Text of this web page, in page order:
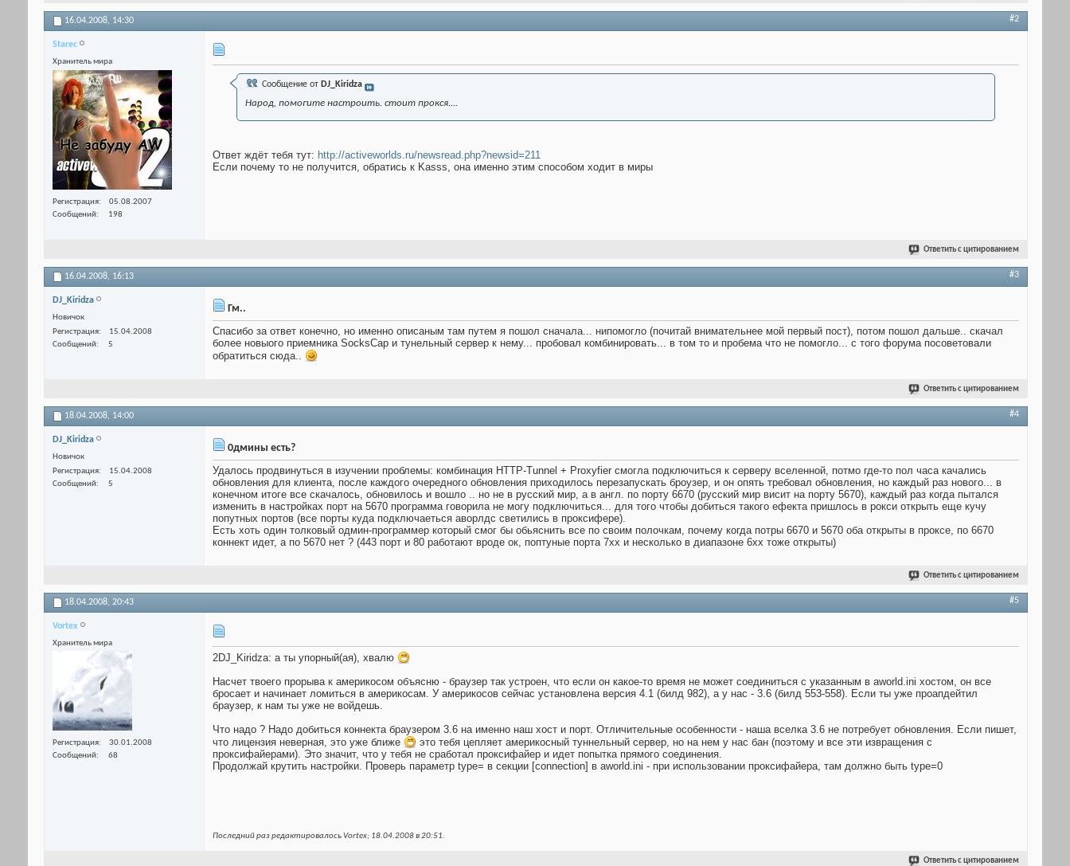
16.04.2008, 14:30 #2
Starec
Хранитель мира
Регистрация
05.08.2007
Сообщений
198
Сообщение от DJ_Kiridza
Народ, помогите настроить. стоит прокся....
Ответ ждёт тебя тут: http://activeworlds.ru/newsread.php?newsid=211
Если почему то не получится, обратись к Kasss, она именно этим способом ходит в миры
Ответить с цитированием
16.04.2008, 16:13 #3
DJ_Kiridza
Новичок
Регистрация
15.04.2008
Сообщений
5
Гм..
Спасибо за ответ конечно, но именно описаным там путем я пошол сначала... нипомогло (почитай внимательнее мой первый пост), потом пошол дальше.. скачал
более новыого приемника SocksCap и тунельный сервер к нему... пробовал комбинировать... в том то и пробема что не помогло... с того форума посоветовали
обратиться сюда..
Ответить с цитированием
18.04.2008, 14:00 #4
DJ_Kiridza
Новичок
Регистрация
15.04.2008
Сообщений
5
0дмины есть?
Удалось продвинуться в изучении проблемы: комбинация HTTP-Tunnel + Proxyfier смогла подключиться к серверу вселенной, потмо где-то пол часа качались
обновления для клиента, после каждого очередного обновления приходилось перезапускать броузер, и он опять требовал обновления, но каждый раз нового... в
конечном итоге все скачалось, обновилось и вошло .. но не в русский мир, а в англ. по порту 6670 (русский мир висит на порту 5670), каждый раз когда пытался
изменить в настройках порт на 5670 программа говорила не могу подключиться... для того чтобы добиться такого ефекта пришлось в рокси открыть еще кучу
попутных портов (все порты куда подключаеться аворлдс светились в проксифере).
Есть хоть один толковый одмин-программер который смог бы обьяснить все по своим полочкам, почему когда потры 6670 и 5670 оба открыты в проксе, по 6670
коннект идет, а по 5670 нет ? (443 порт и 80 работают вроде ок, поптуные порта 7хх и несколько в диапазоне 6хх тоже открыты)
Ответить с цитированием
18.04.2008, 20:43 #5
Vortex
Хранитель мира
Регистрация
30.01.2008
Сообщений
68
2DJ_Kiridza: а ты упорный(ая), хвалю
Насчет твоего прорыва к америкосом объясню - браузер так устроен, что если он какое-то время не может соединиться с указанным в aworld.ini хостом, он все
бросает и начинает ломиться в америкосам. У америкосов сейчас установлена версия 4.1 (билд 982), а у нас - 3.6 (билд 553-558). Если ты уже проапдейтил
браузер, к нам ты уже не войдешь.
Что надо ? Надо добиться коннекта браузером 3.6 на именно наш хост и порт. Отличительные особенности - наша вселка 3.6 не потребует обновления. Если пишет,
что лицензия неверная, это уже ближе
это тебя цепляет америкосный туннельный сервер, но на нем у нас бан (поэтому и все эти извращения с
проксифайерами). Это значит, что у тебя не сработал проксифайер и идет попытка прямого соединения.
Продолжай крутить настройки. Проверь параметр type= в секции [connection] в aworld.ini - при использовании проксифайера, там должно быть type=0
Последний раз редактировалось Vortex; 18.04.2008 в20:51.
Ответить с цитированием